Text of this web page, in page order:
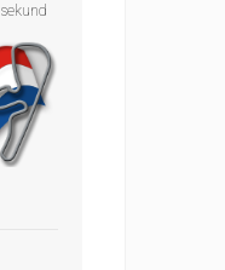
sekund